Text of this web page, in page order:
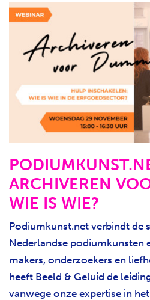
ARCHIVEREN
WIE IS WIE?
Podiumkunst.net verbindt de
Nederlandse podiumkunsten
makers, onderzoekers en
heeft Beeld & Geluid de
vanwege onze expertise in